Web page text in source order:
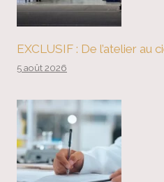
EXCLUSIF : De l’atelier au
5 août 2026